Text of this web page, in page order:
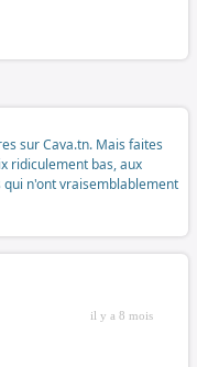
sur Cava.tn. Mais faites
ridiculement bas, aux
qui n'ont vraisemblablement
il y a 8 mois